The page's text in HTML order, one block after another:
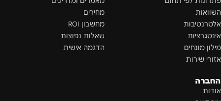
השוואות
אלטרנטיבות
אינטגרציות
מילון מונחים
אזורי שירות
מחירים
מחשבון ROI
שאלות נפוצות
הדגמה אישית
החברה
אודות